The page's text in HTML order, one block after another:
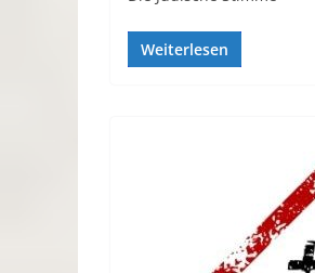
Weiterlesen